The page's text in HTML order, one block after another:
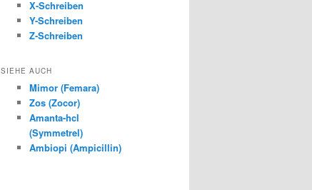
X-Schreiben
Y-Schreiben
Z-Schreiben
SIEHE AUCH
Mimor (Femara)
Zos (Zocor)
Amanta-hcl
(Symmetrel)
Ambiopi (Ampicillin)